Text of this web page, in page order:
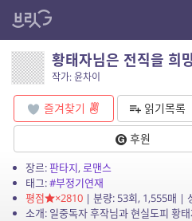
황태자님은 전직을 희
작가: 윤차이
즐겨찾기 읽기목록
후원
장르:판타지,로맨스
태그:#부정기연재
평점
×2810| 분량: 53회, 1,555매 |
소개: 일중독자 후작님과 현실도피 황